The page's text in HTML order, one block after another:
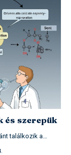
és szerepük
találkozik a…